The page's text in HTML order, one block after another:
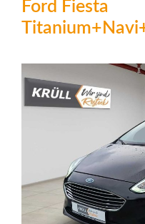
Ford Fiesta